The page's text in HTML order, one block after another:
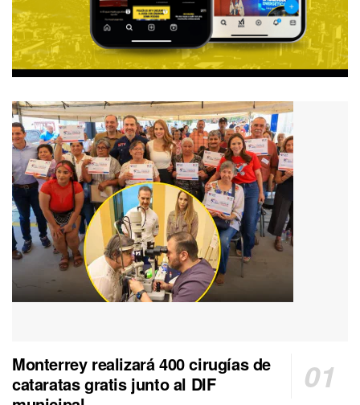
Monterrey realizará 400 cirugías de
cataratas gratis junto al DIF